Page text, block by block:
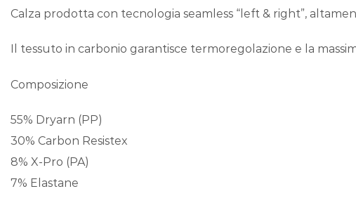
Calza prodotta con tecnologia seamless “left & right”,
Il tessuto in carbonio garantisce termoregolazione e la
Composizione
55% Dryarn (PP)
30% Carbon Resistex
8% X-Pro (PA)
7% Elastane